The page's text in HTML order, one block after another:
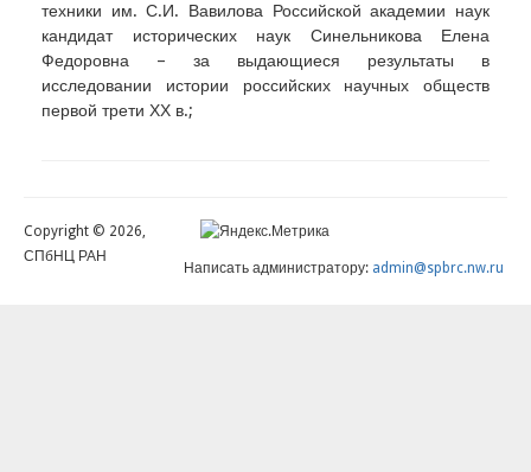
техники им. С.И. Вавилова Российской академии наук
кандидат исторических наук Синельникова Елена
Федоровна – за выдающиеся результаты в
исследовании истории российских научных обществ
первой трети ХХ в.;
Copyright © 2026,
СПбНЦ РАН
Написать администратору: admin@spbrc.nw.ru